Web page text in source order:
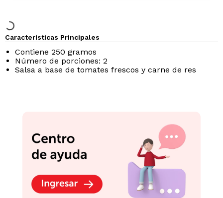
Características Principales
Contiene 250 gramos
Número de porciones: 2
Salsa a base de tomates frescos y carne de res